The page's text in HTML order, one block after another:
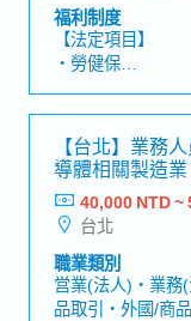
確認並回覆客戶・
聯繫・以日文與
行資料製作及行
積接單／下單及
外勤，可在台北
定環境中，提升
本、菲律賓、越南
備全球化溝通與
在台灣設有據點
客戶相關業務。
工作，支援穩定的
福利制度
【法定項目】
・勞健保
・各種休假(特別
產假、產假、育
・退休金
【企業福利制度】
・獎金：依照公
・出差津貼
【台北】業務
導體相關製造業
40,000 NTD ~
台北
職業類別
営業(法人)・業務
品取引・外國/商